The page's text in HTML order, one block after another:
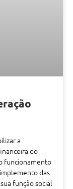
a
do
funcionamento
das
função social